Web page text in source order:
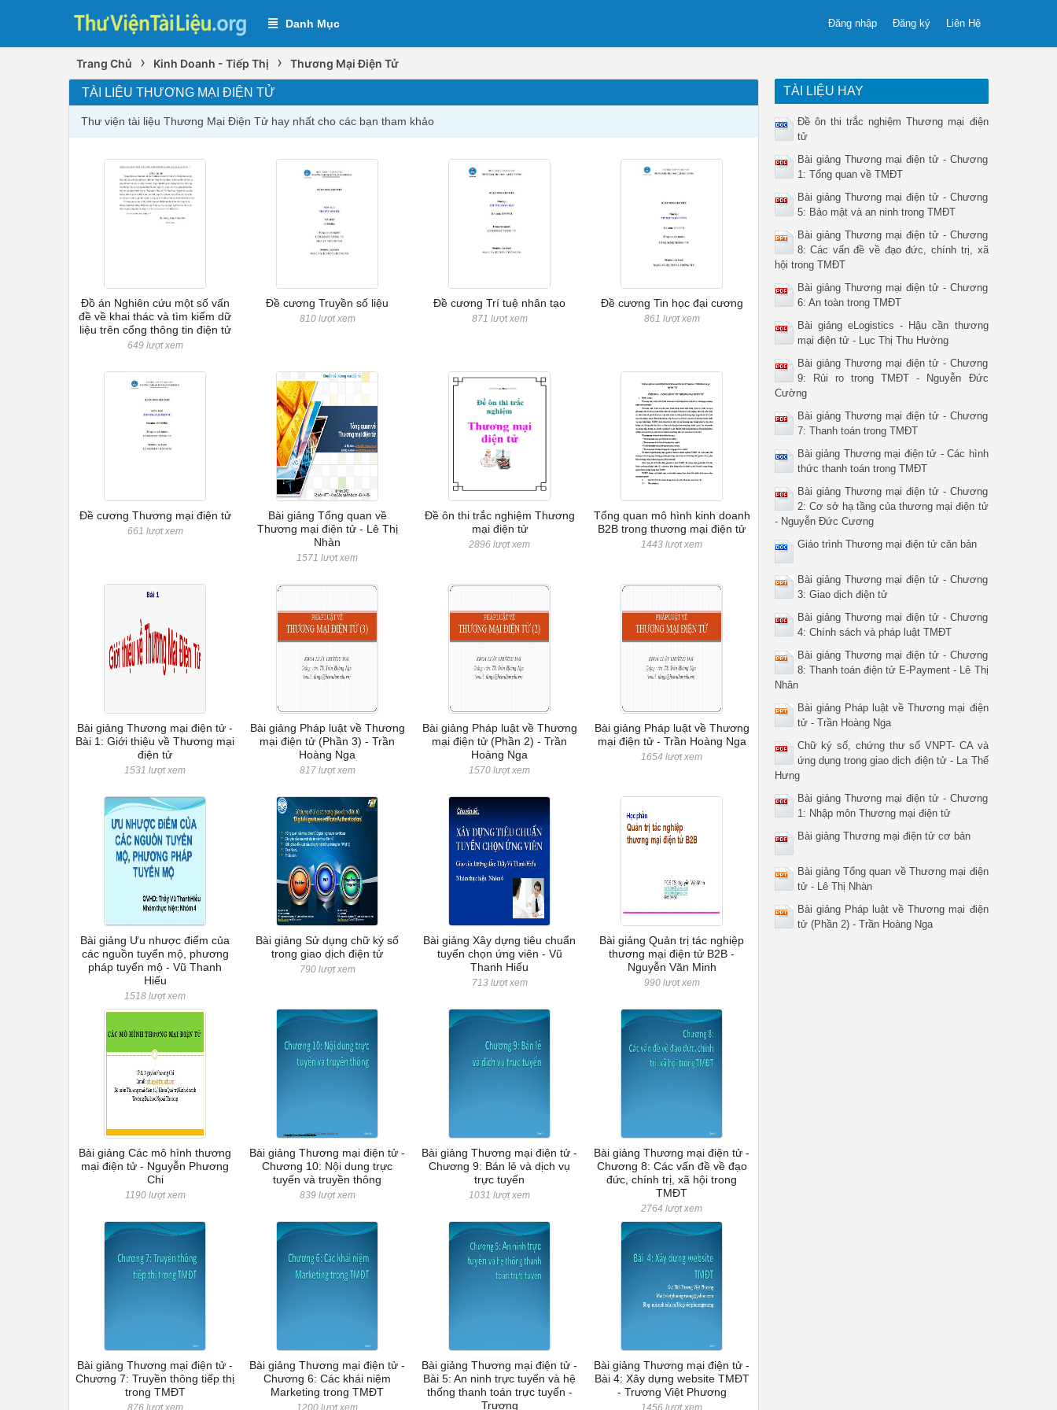
Danh Mục Liên Hệ
Đăng ký
Đăng nhập
Trang Chủ › Kinh Doanh - Tiếp Thị › Thương Mại Điện Tử
TÀI LIỆU THƯƠNG MẠI ĐIỆN TỬ
Thư viện tài liệu Thương Mại Điện Tử hay nhất cho các bạn tham khảo
Đồ án Nghiên cứu một số vấn
đề về khai thác và tìm kiếm dữ
liệu trên cổng thông tin điện tử
649 lượt xem
Đề cương Truyền số liệu
810 lượt xem
Đề cương Trí tuệ nhân tạo
871 lượt xem
Đề cương Tin học đại cương
861 lượt xem
Đề cương Thương mại điện tử
661 lượt xem
Bài giảng Tổng quan về
Thương mại điện tử - Lê Thị
Nhàn
1571 lượt xem
Đề ôn thi trắc nghiệm Thương
mại điện tử
2896 lượt xem
Tổng quan mô hình kinh doanh
B2B trong thương mại điện tử
1443 lượt xem
Bài giảng Thương mại điện tử -
Bài 1: Giới thiệu về Thương mại
điện tử
1531 lượt xem
Bài giảng Pháp luật về Thương
mại điện tử (Phần 3) - Trần
Hoàng Nga
817 lượt xem
Bài giảng Pháp luật về Thương
mại điện tử (Phần 2) - Trần
Hoàng Nga
1570 lượt xem
Bài giảng Pháp luật về Thương
mại điện tử - Trần Hoàng Nga
1654 lượt xem
Bài giảng Ưu nhược điểm của
các nguồn tuyển mộ, phương
pháp tuyển mộ - Vũ Thanh
Hiếu
1518 lượt xem
Bài giảng Sử dụng chữ ký số
trong giao dịch điện tử
790 lượt xem
Bài giảng Xây dựng tiêu chuẩn
tuyển chọn ứng viên - Vũ
Thanh Hiếu
713 lượt xem
Bài giảng Quản trị tác nghiệp
thương mại điện tử B2B -
Nguyễn Văn Minh
990 lượt xem
Bài giảng Các mô hình thương
mại điện tử - Nguyễn Phương
Chi
1190 lượt xem
Bài giảng Thương mại điện tử -
Chương 10: Nội dung trực
tuyến và truyền thông
839 lượt xem
Bài giảng Thương mại điện tử -
Chương 9: Bán lẻ và dịch vụ
trực tuyến
1031 lượt xem
Bài giảng Thương mại điện tử -
Chương 8: Các vấn đề về đạo
đức, chính trị, xã hội trong
TMĐT
2764 lượt xem
Bài giảng Thương mại điện tử -
Chương 7: Truyền thông tiếp thị
trong TMĐT
876 lượt xem
Bài giảng Thương mại điện tử -
Chương 6: Các khái niệm
Marketing trong TMĐT
1200 lượt xem
Bài giảng Thương mại điện tử -
Bài 5: An ninh trực tuyến và hệ
thống thanh toán trực tuyến -
Trương
Bài giảng Thương mại điện tử -
Bài 4: Xây dựng website TMĐT
- Trương Việt Phương
1456 lượt xem
TÀI LIỆU HAY
Đề ôn thi trắc nghiệm Thương mại điện
tử
Bài giảng Thương mại điện tử - Chương
1: Tổng quan về TMĐT
Bài giảng Thương mại điện tử - Chương
5: Bảo mật và an ninh trong TMĐT
Bài giảng Thương mại điện tử - Chương
8: Các vấn đề về đạo đức, chính trị, xã
hội trong TMĐT
Bài giảng Thương mại điện tử - Chương
6: An toàn trong TMĐT
Bài giảng eLogistics - Hậu cần thương
mại điện tử - Lục Thị Thu Hường
Bài giảng Thương mại điện tử - Chương
9: Rủi ro trong TMĐT - Nguyễn Đức
Cường
Bài giảng Thương mại điện tử - Chương
7: Thanh toán trong TMĐT
Bài giảng Thương mại điện tử - Các hình
thức thanh toán trong TMĐT
Bài giảng Thương mại điện tử - Chương
2: Cơ sở hạ tầng của thương mại điện tử
- Nguyễn Đức Cương
Giáo trình Thương mại điện tử căn bản
Bài giảng Thương mại điện tử - Chương
3: Giao dịch điện tử
Bài giảng Thương mại điện tử - Chương
4: Chính sách và pháp luật TMĐT
Bài giảng Thương mại điện tử - Chương
8: Thanh toán điện tử E-Payment - Lê Thị
Nhân
Bài giảng Pháp luật về Thương mại điện
tử - Trần Hoàng Nga
Chữ ký số, chứng thư số VNPT- CA và
ứng dụng trong giao dịch điện tử - La Thế
Hưng
Bài giảng Thương mại điện tử - Chương
1: Nhập môn Thương mại điện tử
Bài giảng Thương mại điện tử cơ bản
Bài giảng Tổng quan về Thương mại điện
tử - Lê Thị Nhàn
Bài giảng Pháp luật về Thương mại điện
tử (Phần 2) - Trần Hoàng Nga